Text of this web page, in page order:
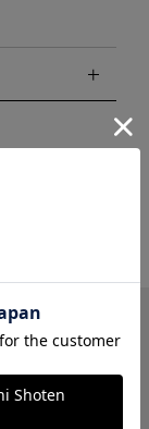
メールマガジン